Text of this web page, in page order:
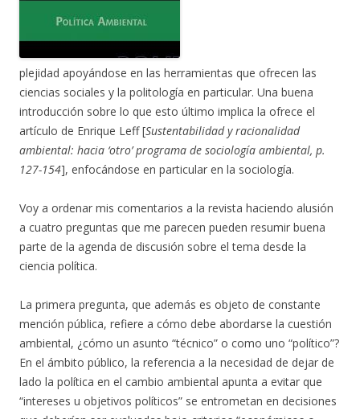
plejidad apoyándose en las herramientas que ofrecen las
ciencias sociales y la politología en particular. Una buena
introducción sobre lo que esto último implica la ofrece el
artículo de Enrique Leff [Sustentabilidad y racionalidad
ambiental: hacia ‘otro’ programa de sociología ambiental, p.
127-154], enfocándose en particular en la sociología.
Voy a ordenar mis comentarios a la revista haciendo alusión
a cuatro preguntas que me parecen pueden resumir buena
parte de la agenda de discusión sobre el tema desde la
ciencia política.
La primera pregunta, que además es objeto de constante
mención pública, refiere a cómo debe abordarse la cuestión
ambiental, ¿cómo un asunto “técnico” o como uno “político”?
En el ámbito público, la referencia a la necesidad de dejar de
lado la política en el cambio ambiental apunta a evitar que
“intereses u objetivos políticos” se entrometan en decisiones